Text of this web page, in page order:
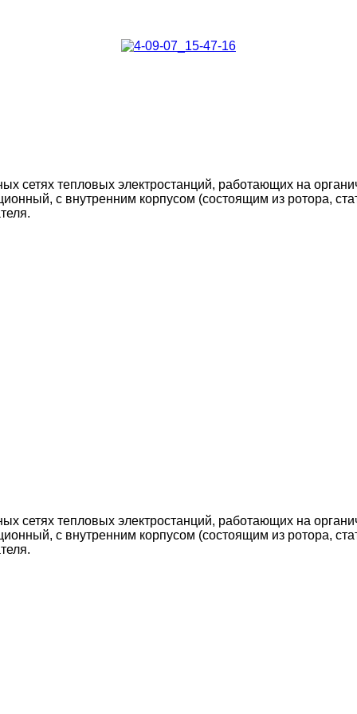
сетях тепловых электростанций, работающих на
с внутренним корпусом (состоящим из ротора,
.
сетях тепловых электростанций, работающих на
с внутренним корпусом (состоящим из ротора,
.